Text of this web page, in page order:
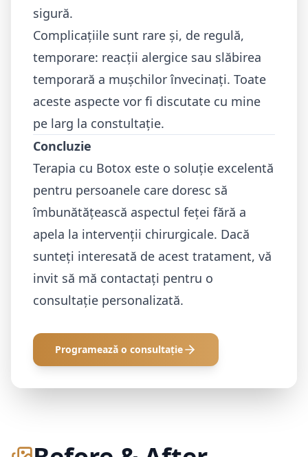
sigură.
Complicațiile sunt rare și, de regulă,
temporare: reacții alergice sau slăbirea
temporară a mușchilor învecinați. Toate
aceste aspecte vor fi discutate cu mine
pe larg la constultație.
Concluzie
Terapia cu Botox este o soluție excelentă
pentru persoanele care doresc să
îmbunătățească aspectul feței fără a
apela la intervenții chirurgicale. Dacă
sunteți interesată de acest tratament, vă
invit să mă contactați pentru o
consultație personalizată.
Programează o consultație